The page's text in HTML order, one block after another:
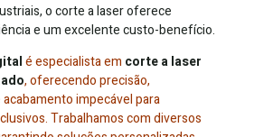
o corte a laser oferece
e um excelente custo-benefício.
é especialista em corte a laser
, oferecendo precisão,
impecável para
Trabalhamos com diversos